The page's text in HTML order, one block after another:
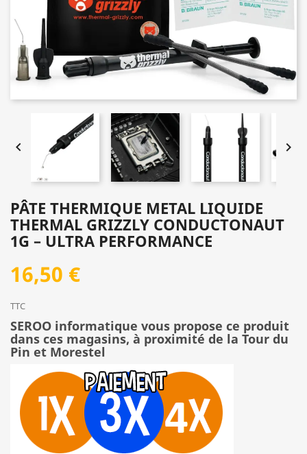
 
PÂTE THERMIQUE METAL LIQUIDE
THERMAL GRIZZLY CONDUCTONAUT
1G – ULTRA PERFORMANCE
16,50 €
TTC
SEROO informatique vous propose ce produit
dans ces magasins, à proximité de la Tour du
Pin et Morestel